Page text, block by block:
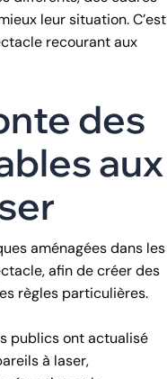
leur situation. C’est
recourant aux
des
aux
aménagées dans les
afin de créer des
règles particulières.
publics ont actualisé
à laser,